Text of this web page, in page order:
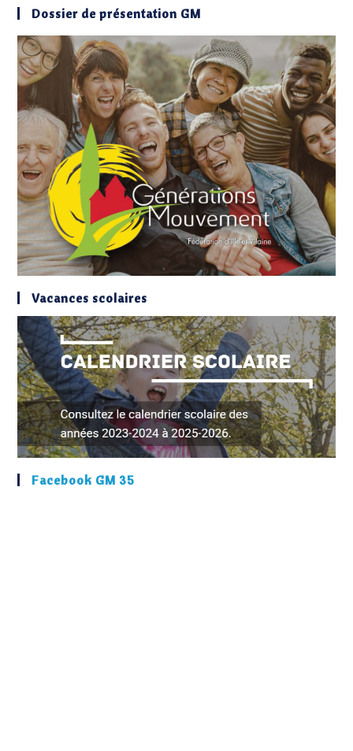
Dossier de présentation GM
Vacances scolaires
Facebook GM 35